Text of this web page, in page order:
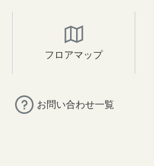
フロアマップ
お問い合わせ一覧